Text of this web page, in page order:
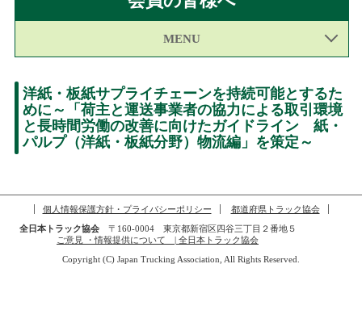
MENU
洋紙・板紙サプライチェーンを持続可能とするた
めに～「荷主と運送事業者の協力による取引環境
と長時間労働の改善に向けたガイドライン 紙・
パルプ（洋紙・板紙分野）物流編」を策定～
個人情報保護方針・プライバシーポリシー
都道府県トラック協会
全日本トラック協会〒160-0004 東京都新宿区四谷三丁目２番地５
ご意見 ・情報提供について | 全日本トラック協会
Copyright (C) Japan Trucking Association, All Rights Reserved.